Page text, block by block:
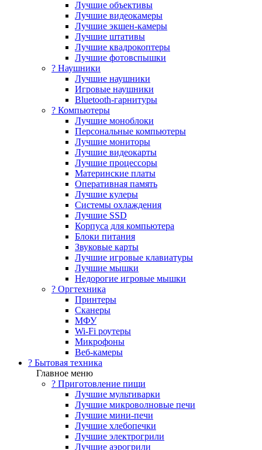
Лучшие объективы
Лучшие видеокамеры
Лучшие экшен-камеры
Лучшие штативы
Лучшие квадрокоптеры
Лучшие фотовспышки
? Наушники
Лучшие наушники
Игровые наушники
Bluetooth-гарнитуры
?️ Компьютеры
Лучшие моноблоки
Персональные компьютеры
Лучшие мониторы
Лучшие видеокарты
Лучшие процессоры
Материнские платы
Оперативная память
Лучшие кулеры
Системы охлаждения
Лучшие SSD
Корпуса для компьютера
Блоки питания
Звуковые карты
Лучшие игровые клавиатуры
Лучшие мышки
Недорогие игровые мышки
?️ Оргтехника
Принтеры
Сканеры
МФУ
Wi-Fi роутеры
Микрофоны
Веб-камеры
? Бытовая техника
Главное меню
? Приготовление пищи
Лучшие мультиварки
Лучшие микроволновые печи
Лучшие мини-печи
Лучшие хлебопечки
Лучшие электрогрили
Лучшие аэрогрили